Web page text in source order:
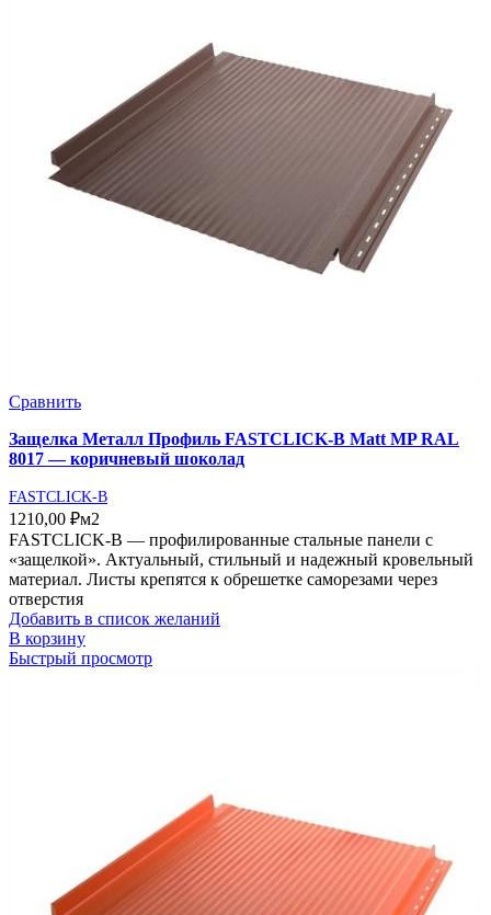
Сравнить
Защелка Металл Профиль FASTCLICK-В Matt MP RAL
8017 — коричневый шоколад
FASTCLICK-B
1210,00 ₽м2
FASTCLICK-В — профилированные стальные панели с
«защелкой». Актуальный, стильный и надежный кровельный
материал. Листы крепятся к обрешетке саморезами через
отверстия
Добавить в список желаний
В корзину
Быстрый просмотр